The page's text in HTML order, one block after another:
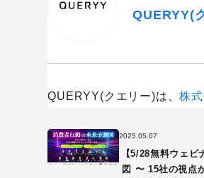
コンテンツマ
QUERYY(
QUERYY(クエリー)は、株
2025.05.07
【5/28無料ウェビ
図 〜 15社の視点